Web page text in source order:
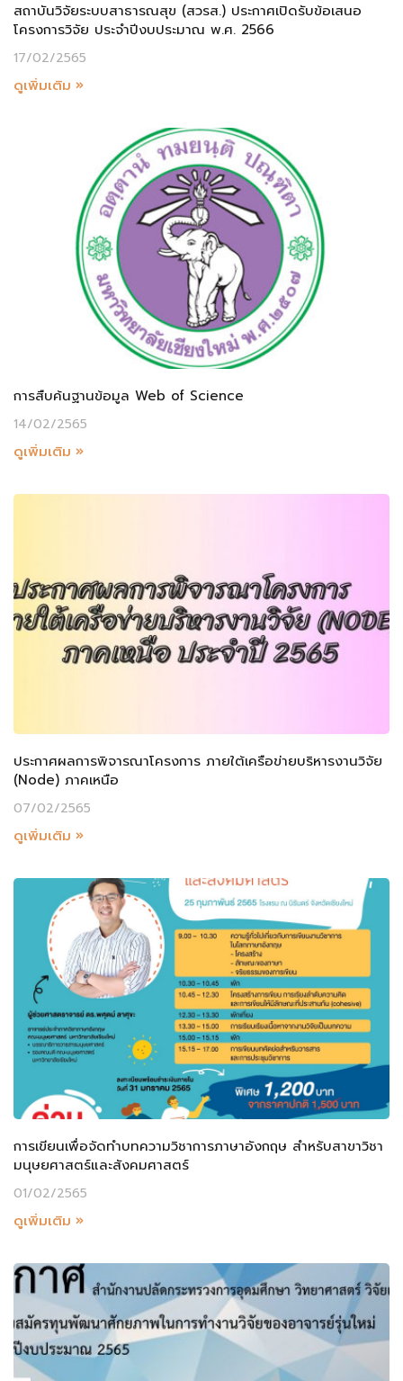
สถาบันวิจัยระบบสาธารณสุข (สวรส.) ประกาศเปิดรับข้อเสนอ
โครงการวิจัย ประจำปีงบประมาณ พ.ศ. 2566
17/02/2565
ดูเพิ่มเติม »
การสืบค้นฐานข้อมูล Web of Science
14/02/2565
ดูเพิ่มเติม »
ประกาศผลการพิจารณาโครงการ ภายใต้เครือข่ายบริหารงานวิจัย
(Node) ภาคเหนือ
07/02/2565
ดูเพิ่มเติม »
การเขียนเพื่อจัดทำบทความวิชาการภาษาอังกฤษ สำหรับสาขาวิชา
มนุษยศาสตร์และสังคมศาสตร์
01/02/2565
ดูเพิ่มเติม »